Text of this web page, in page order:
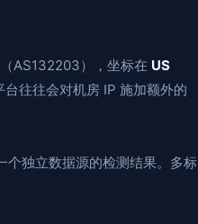
AS132203），坐标在 US
往往会对机房 IP 施加额外的
个独立数据源的检测结果。多标